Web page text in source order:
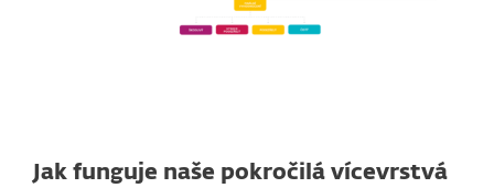
Jak funguje naše pokročilá vícevrstvá